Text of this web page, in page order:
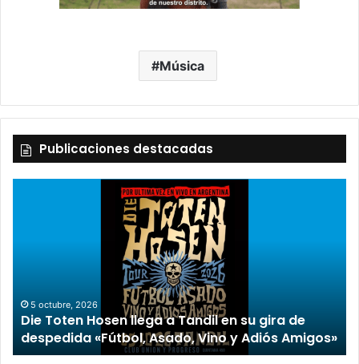
Música
Publicaciones destacadas
“TIRRIA” llega a Tandil con un elenco de lujo
encabezado por Capusotto, Spregelburd y
Stefani